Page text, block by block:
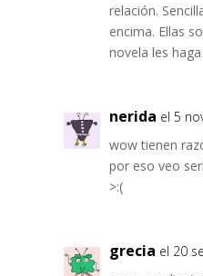
relación.
encima. Ellas
novela les
nerida el 5
wow tienen
por eso veo
>:(
grecia el 20